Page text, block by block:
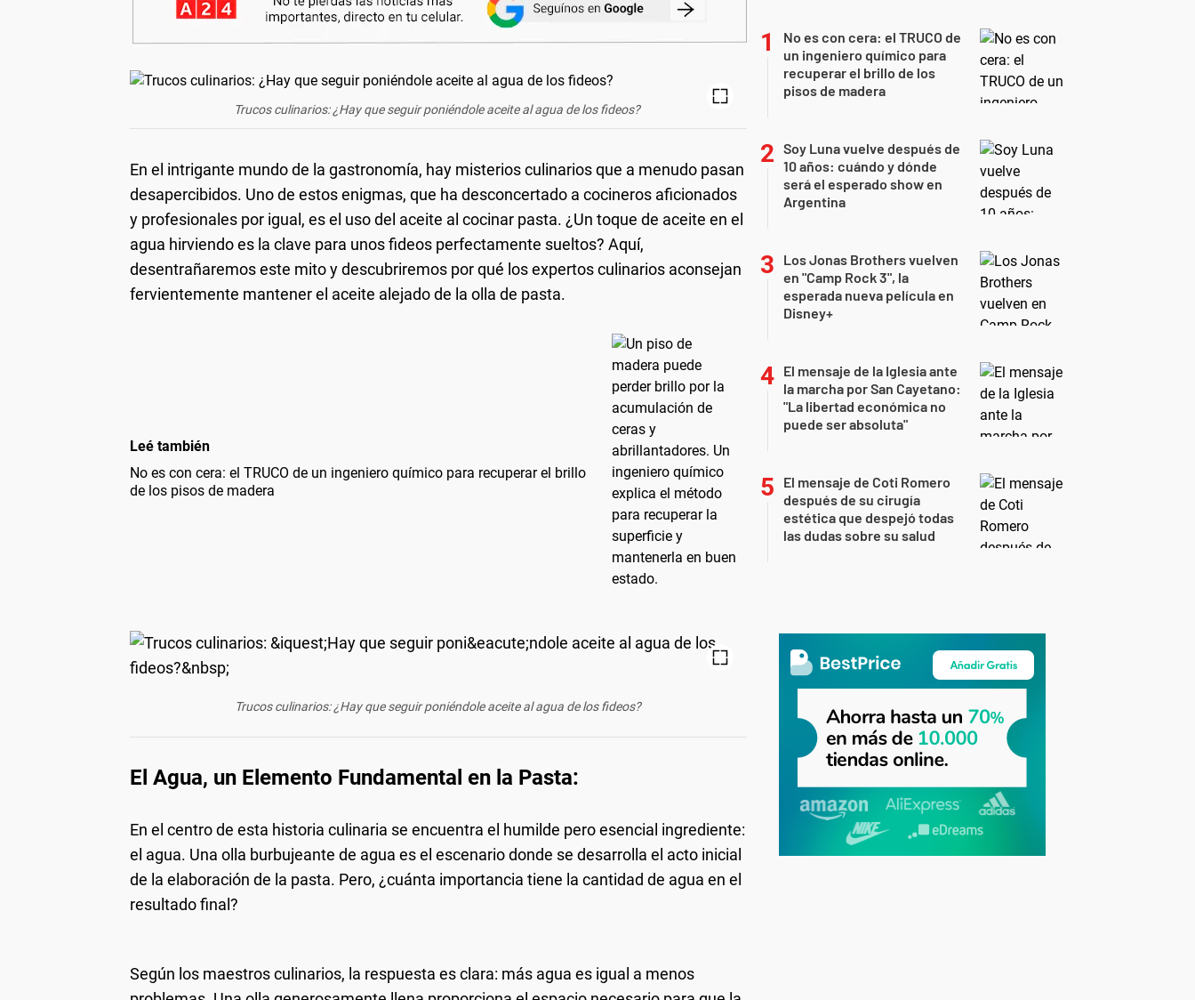
Trucos culinarios: ¿Hay que seguir poniéndole aceite al agua de los fideos?
En el intrigante mundo de la gastronomía, hay misterios culinarios que a menudo pasan
desapercibidos. Uno de estos enigmas, que ha desconcertado a cocineros aficionados
y profesionales por igual, es el uso del aceite al cocinar pasta. ¿Un toque de aceite en el
agua hirviendo es la clave para unos fideos perfectamente sueltos? Aquí,
desentrañaremos este mito y descubriremos por qué los expertos culinarios aconsejan
fervientemente mantener el aceite alejado de la olla de pasta.
Leé también
No es con cera: el TRUCO de un ingeniero químico para recuperar el brillo
de los pisos de madera
Trucos culinarios: ¿Hay que seguir poniéndole aceite al agua de los fideos?
El Agua, un Elemento Fundamental en la Pasta:
En el centro de esta historia culinaria se encuentra el humilde pero esencial ingrediente:
el agua. Una olla burbujeante de agua es el escenario donde se desarrolla el acto inicial
de la elaboración de la pasta. Pero, ¿cuánta importancia tiene la cantidad de agua en el
resultado final?
Según los maestros culinarios, la respuesta es clara: más agua es igual a menos
No es con cera: el TRUCO de
un ingeniero químico para
recuperar el brillo de los
pisos de madera
Soy Luna vuelve después de
10 años: cuándo y dónde
será el esperado show en
Argentina
Los Jonas Brothers vuelven
en "Camp Rock 3", la
esperada nueva película en
Disney+
El mensaje de la Iglesia ante
la marcha por San Cayetano:
"La libertad económica no
puede ser absoluta"
El mensaje de Coti Romero
después de su cirugía
estética que despejó todas
las dudas sobre su salud